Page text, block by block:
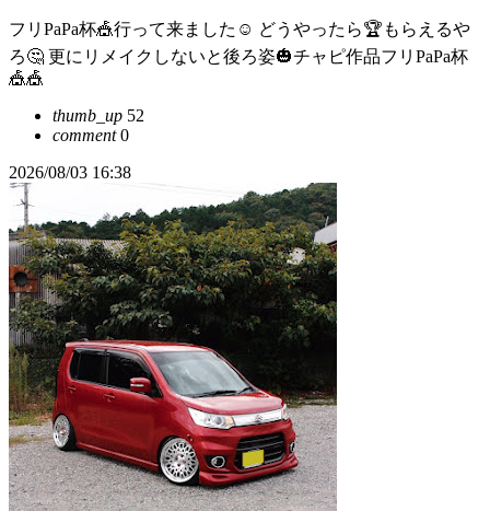
フリPaPa杯🎪行って来ました☺ どうやったら🏆もらえるや
ろ🤔 更にリメイクしないと後ろ姿🎃チャピ作品フリPaPa杯
🎪🎪
thumb_up 52
comment0
2026/08/03 16:38